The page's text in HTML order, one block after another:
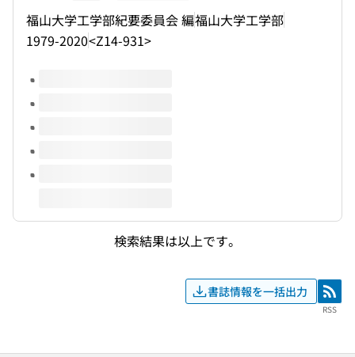
福山大学工学部紀要委員会 編福山大学工学部
1979-2020<Z14-931>
このタイトルの巻号
検索結果は以上です。
書誌情報を一括出力 RSS
RSS